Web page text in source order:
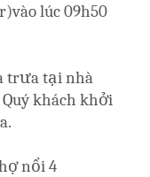
lúc 09h50
trưa tại nhà
Quý khách khởi
nổi 4